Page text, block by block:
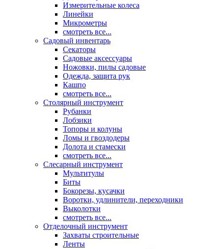
Измерительные колеса
Линейки
Микрометры
смотреть все...
Садовый инвентарь
Секаторы
Садовые аксессуары
Ножовки, пилы садовые
Одежда, защита рук
Кашпо
смотреть все...
Столярный инструмент
Рубанки
Лобзики
Топоры и колуны
Ломы и гвоздодеры
Долота и стамески
смотреть все...
Слесарный инструмент
Мультитулы
Биты
Бокорезы, кусачки
Воротки, удлинители, переходники
Выколотки
смотреть все...
Отделочный инструмент
Захваты строительные
Ленты